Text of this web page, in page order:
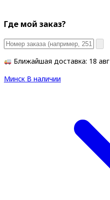
Где мой заказ?
Ближайшая доставка: 18 авг
Минск В наличии